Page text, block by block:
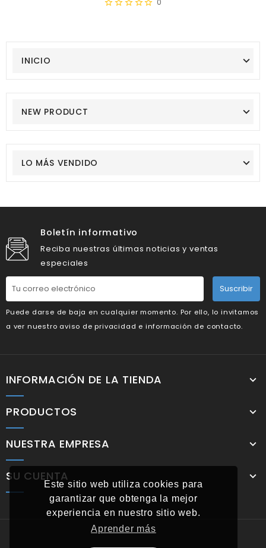
Este sitio web utiliza cookies para
garantizar que obtenga la mejor
experiencia en nuestro sitio web.
Aprender más
INICIO
NEW PRODUCT
LO MÁS VENDIDO
Boletín informativo
Reciba nuestras últimas noticias y ventas
especiales
Suscribir
Puede darse de baja en cualquier momento. Por ello, lo invitamos
a ver nuestro aviso de privacidad e información de contacto.
INFORMACIÓN DE LA TIENDA
PRODUCTOS
NUESTRA EMPRESA
SU CUENTA